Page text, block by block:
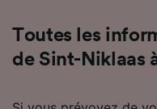
Toutes les
de Sint-Niklaas